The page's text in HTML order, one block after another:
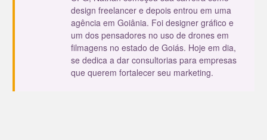
design freelancer e depois entrou em uma
agência em Goiânia. Foi designer gráfico e
um dos pensadores no uso de drones em
filmagens no estado de Goiás. Hoje em dia,
se dedica a dar consultorias para empresas
que querem fortalecer seu marketing.